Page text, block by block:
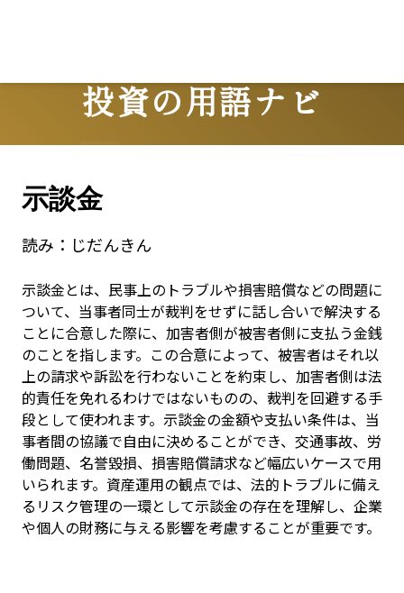
投資の用語ナビ
Terms
示談金
読み： じだんきん
示談金とは、民事上のトラブルや損害賠償などの問題に
ついて、当事者同士が裁判をせずに話し合いで解決する
ことに合意した際に、加害者側が被害者側に支払う金銭
のことを指します。この合意によって、被害者はそれ以
上の請求や訴訟を行わないことを約束し、加害者側は法
的責任を免れるわけではないものの、裁判を回避する手
段として使われます。示談金の金額や支払い条件は、当
事者間の協議で自由に決めることができ、交通事故、労
働問題、名誉毀損、損害賠償請求など幅広いケースで用
いられます。資産運用の観点では、法的トラブルに備え
るリスク管理の一環として示談金の存在を理解し、企業
や個人の財務に与える影響を考慮することが重要です。